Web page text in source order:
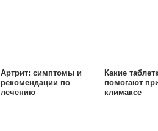
Артрит: симптомы и
рекомендации по
лечению
Какие
помогают
климаксе